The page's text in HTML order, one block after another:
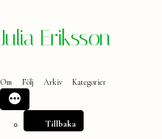
Hoppa
Julia Eriksson
Om Följ Arkiv Kategorier
Tillbaka